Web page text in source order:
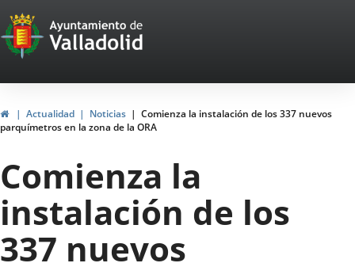
Portal
Web
del
Ayuntamiento
de
Valladolid
InicioActualidad Noticias
Comienza la instalación de los 337 nuevos
parquímetros en la zona de la ORA
Comienza la
instalación de los
337 nuevos